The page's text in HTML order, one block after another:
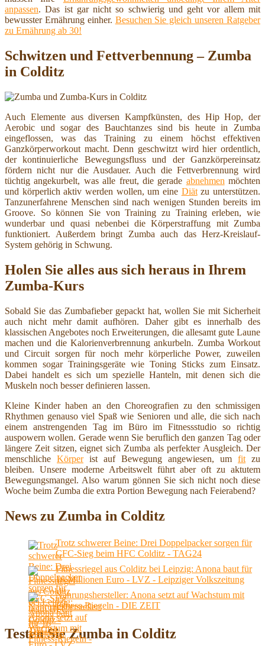
anpassen. Das ist gar nicht so schwierig und geht vor allem mit
bewusster Ernährung einher. Besuchen Sie gleich unseren Ratgeber
zu Ernährung ab 30!
Schwitzen und Fettverbennung – Zumba
in Colditz
Auch Elemente aus diversen Kampfkünsten, des Hip Hop, der
Aerobic und sogar des Bauchtanzes sind bis heute in Zumba
eingeflossen, was das Training zu einem höchst effektiven
Ganzkörperworkout macht. Denn geschwitzt wird hier ordentlich,
der kontinuierliche Bewegungsfluss und der Ganzkörpereinsatz
fördern nicht nur die Ausdauer. Auch die Fettverbrennung wird
tüchtig angekurbelt, was alle freut, die gerade abnehmen möchten
und körperlich aktiv werden wollen, um eine Diätzu unterstützen.
Tanzunerfahrene Menschen sind nach wenigen Stunden bereits im
Groove. So können Sie von Training zu Training erleben, wie
wunderbar und quasi nebenbei die Körperstraffung mit Zumba
funktioniert. Außerdem bringt Zumba auch das Herz-Kreislauf-
System gehörig in Schwung.
Holen Sie alles aus sich heraus in Ihrem
Zumba-Kurs
Sobald Sie das Zumbafieber gepackt hat, wollen Sie mit Sicherheit
auch nicht mehr damit aufhören. Daher gibt es innerhalb des
klassischen Angebotes noch Erweiterungen, die allesamt gute Laune
machen und die Kalorienverbrennung ankurbeln. Zumba Workout
und Circuit sorgen für noch mehr körperliche Power, zuweilen
kommen sogar Trainingsgeräte wie Toning Sticks zum Einsatz.
Dabei handelt es sich um spezielle Hanteln, mit denen sich die
Muskeln noch besser definieren lassen.
Kleine Kinder haben an den Choreografien zu den schmissigen
Rhythmen genauso viel Spaß wie Senioren und alle, die sich nach
einem anstrengenden Tag im Büro im Fitnessstudio so richtig
auspowern wollen. Gerade wenn Sie beruflich den ganzen Tag oder
längere Zeit sitzen, eignet sich Zumba als perfekter Ausgleich. Der
menschliche Körperist auf Bewegung angewiesen, um fit zu
bleiben. Unsere moderne Arbeitswelt führt aber oft zu aktutem
Bewegungsmangel. Also warum gönnen Sie sich nicht noch diese
Woche beim Zumba die extra Portion Bewegung nach Feierabend?
News zu Zumba in Colditz
Trotz schwerer Beine: Drei Doppelpacker sorgen für
CFC-Sieg beim HFC Colditz - TAG24
Fitnessriegel aus Colditz bei Leipzig: Anona baut für
16 Millionen Euro - LVZ - Leipziger Volkszeitung
Nahrungshersteller: Anona setzt auf Wachstum mit
Fitness-Riegeln - DIE ZEIT
Testen Sie Zumba in Colditz